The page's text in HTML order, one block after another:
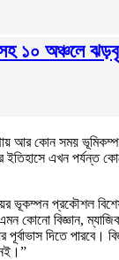
১০ অঞ্চলে
আর কোন সময়
ইতিহাসে এখন পর্যন্ত
ভূকম্পন প্রকৌশল
কোনো বিজ্ঞান, ম্যাজিক
পূর্বাভাস দিতে পারবে।